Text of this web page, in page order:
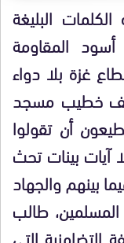
البليغة
المقاومة
غزة بلا دواء
خطيب مسجد
أن تقولوا
آيات بينات تحث
بينهم والجهاد
طالب